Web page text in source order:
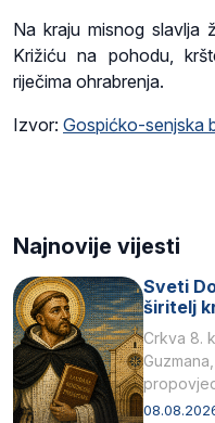
Na kraju misnog slavlja
Križiću na pohodu,
riječima ohrabrenja.
Izvor: Gospićko-senjska
Najnovije vijesti
Sveti
širitelj
Crkva 8.
Svojim